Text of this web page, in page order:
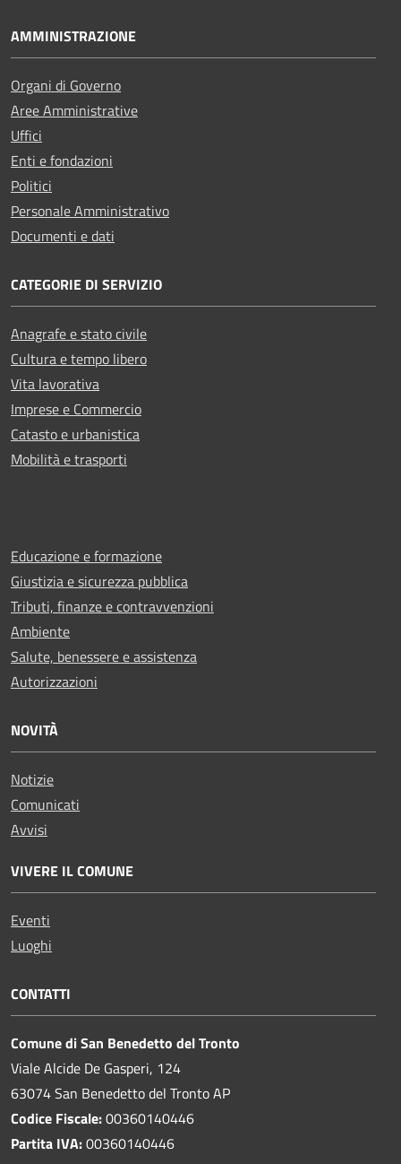
AMMINISTRAZIONE
Organi di Governo
Aree Amministrative
Uffici
Enti e fondazioni
Politici
Personale Amministrativo
Documenti e dati
CATEGORIE DI SERVIZIO
Anagrafe e stato civile
Cultura e tempo libero
Vita lavorativa
Imprese e Commercio
Catasto e urbanistica
Mobilità e trasporti
Educazione e formazione
Giustizia e sicurezza pubblica
Tributi, finanze e contravvenzioni
Ambiente
Salute, benessere e assistenza
Autorizzazioni
NOVITÀ
Notizie
Comunicati
Avvisi
VIVERE IL COMUNE
Eventi
Luoghi
CONTATTI
Comune di San Benedetto del Tronto
Viale Alcide De Gasperi, 124
63074 San Benedetto del Tronto AP
Codice Fiscale:00360140446
Partita IVA:00360140446